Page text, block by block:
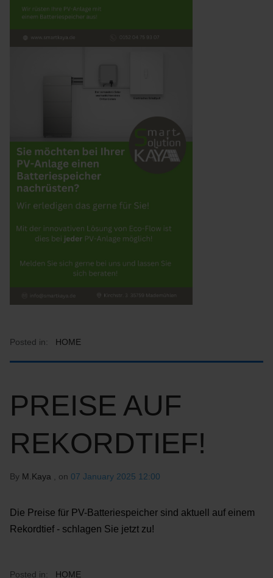
Posted in: HOME
PREISE AUF
REKORDTIEF!
By M.Kaya , on 07 January 2025 12:00
Die Preise für PV-Batteriespeicher sind aktuell auf einem
Rekordtief - schlagen Sie jetzt zu!
Posted in: HOME